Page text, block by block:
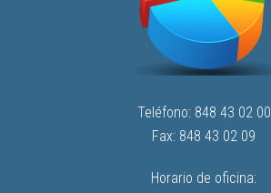
Teléfono: 848 43 02 00
Fax: 848 43 02 09
Horario de oficina: